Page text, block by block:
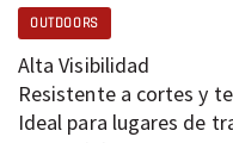
OUTDOORS
Alta Visibilidad
Resistente a cortes y
Ideal para lugares de